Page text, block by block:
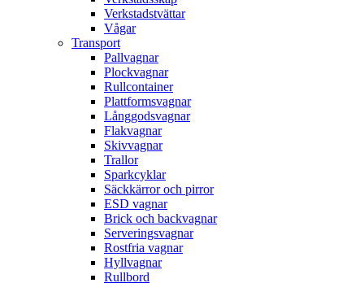
Verkstadstvättar
Vågar
Transport
Pallvagnar
Plockvagnar
Rullcontainer
Plattformsvagnar
Långgodsvagnar
Flakvagnar
Skivvagnar
Trallor
Sparkcyklar
Säckkärror och pirror
ESD vagnar
Brick och backvagnar
Serveringsvagnar
Rostfria vagnar
Hyllvagnar
Rullbord